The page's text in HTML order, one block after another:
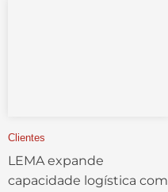
Clientes
LEMA expande
capacidade logística com